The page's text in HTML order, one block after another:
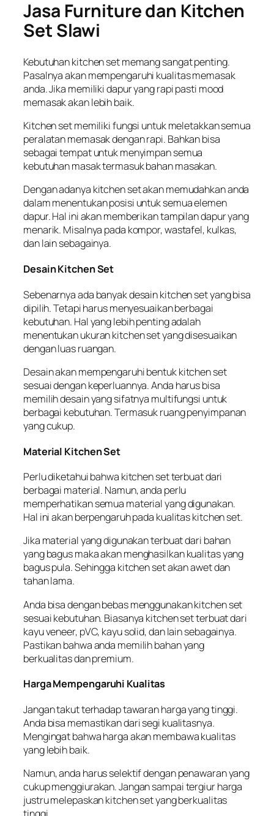
Jasa Furniture dan Kitchen
Set Slawi
Kebutuhan kitchen set memang sangat penting.
Pasalnya akan mempengaruhi kualitas memasak
anda. Jika memiliki dapur yang rapi pasti mood
memasak akan lebih baik.
Kitchen set memiliki fungsi untuk meletakkan semua
peralatan memasak dengan rapi. Bahkan bisa
sebagai tempat untuk menyimpan semua
kebutuhan masak termasuk bahan masakan.
Dengan adanya kitchen set akan memudahkan anda
dalam menentukan posisi untuk semua elemen
dapur. Hal ini akan memberikan tampilan dapur yang
menarik. Misalnya pada kompor, wastafel, kulkas,
dan lain sebagainya.
Desain Kitchen Set
Sebenarnya ada banyak desain kitchen set yang bisa
dipilih. Tetapi harus menyesuaikan berbagai
kebutuhan. Hal yang lebih penting adalah
menentukan ukuran kitchen set yang disesuaikan
dengan luas ruangan.
Desain akan mempengaruhi bentuk kitchen set
sesuai dengan keperluannya. Anda harus bisa
memilih desain yang sifatnya multifungsi untuk
berbagai kebutuhan. Termasuk ruang penyimpanan
yang cukup.
Material Kitchen Set
Perlu diketahui bahwa kitchen set terbuat dari
berbagai material. Namun, anda perlu
memperhatikan semua material yang digunakan.
Hal ini akan berpengaruh pada kualitas kitchen set.
Jika material yang digunakan terbuat dari bahan
yang bagus maka akan menghasilkan kualitas yang
bagus pula. Sehingga kitchen set akan awet dan
tahan lama.
Anda bisa dengan bebas menggunakan kitchen set
sesuai kebutuhan. Biasanya kitchen set terbuat dari
kayu veneer, pVC, kayu solid, dan lain sebagainya.
Pastikan bahwa anda memilih bahan yang
berkualitas dan premium.
Harga Mempengaruhi Kualitas
Jangan takut terhadap tawaran harga yang tinggi.
Anda bisa memastikan dari segi kualitasnya.
Mengingat bahwa harga akan membawa kualitas
yang lebih baik.
Namun, anda harus selektif dengan penawaran yang
cukup menggiurakan. Jangan sampai tergiur harga
justru melepaskan kitchen set yang berkualitas